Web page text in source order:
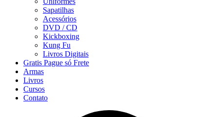
Sapatilhas
Acessórios
DVD / CD
Kickboxing
Kung Fu
Livros Digitais
Gratis Pague só Frete
Armas
Livros
Cursos
Contato